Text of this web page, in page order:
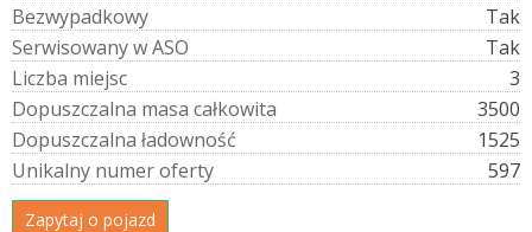
Bezwypadkowy
Tak
SerwisowanywASO
Tak
Liczba miejsc
3
Dopuszczalna masa całkowita
3500
Dopuszczalna ładowność
1525
Unikalny numeroferty 597
Zapytaj o pojazd